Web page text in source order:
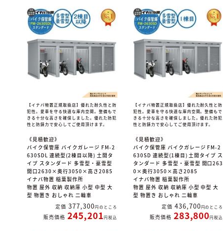
【イナバ物置正規取扱店】優れた耐久性と防
犯性。愛車を守る快適な庫内空間。整備もで
きる十分な高さを確保しました。優れた防犯
性と防錆力で安心してご使用頂けます。
《見積歓迎》
バイク保管庫 バイクガレージ FM-2
630SDL 連続型(2棟目以降) 土間タ
イプ スタンダード 多雪型・豪雪型
間口2630×奥行3050×高さ2085
イナバ物置 稲葉製作所
物置 屋外 収納 収納庫 小型 中型 大
型 物置き おしゃれ 二輪車
定価 377,300 のところ
販売価格 245,201 税込
【イナバ物置正規取扱店】優れた耐久性と防
犯性。愛車を守る快適な庫内空間。整備もで
きる十分な高さを確保しました。優れた防犯
性と防錆力で安心してご使用頂けます。
《見積歓迎》
バイク保管庫 バイクガレージ FM-2
630SD 連続型(1棟目) 土間タイプ ス
タンダード 多雪型・豪雪型 間口263
0×奥行3050×高さ2085
イナバ物置 稲葉製作所
物置 屋外 収納 収納庫 小型 中型 大
型 物置き おしゃれ 二輪車
定価 436,700 のところ
販売価格 283,800 税込